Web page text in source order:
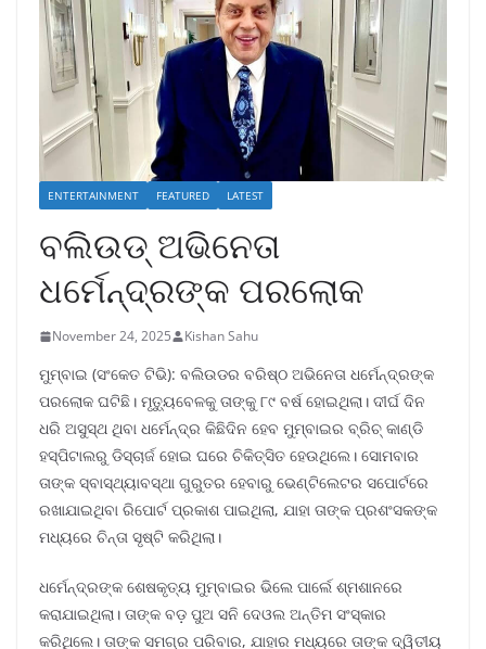
ENTERTAINMENT FEATURED LATEST
ବଲିଉଡ୍ ଅଭିନେତା
ଧର୍ମେନ୍ଦ୍ରଙ୍କ ପରଲୋକ
November 24, 2025 Kishan Sahu
ମୁମ୍ବାଇ (ସଂକେତ ଟିଭି): ବଲିଉଡର ବରିଷ୍ଠ ଅଭିନେତା ଧର୍ମେନ୍ଦ୍ରଙ୍କ
ପରଲୋକ ଘଟିଛି। ମୃତ୍ୟୁବେଳକୁ ତାଙ୍କୁ ୮୯ ବର୍ଷ ହୋଇଥିଲା। ଦୀର୍ଘ ଦିନ
ଧରି ଅସୁସ୍ଥ ଥିବା ଧର୍ମେନ୍ଦ୍ର କିଛିଦିନ ହେବ ମୁମ୍ବାଇର ବ୍ରିଚ୍ କାଣ୍ଡି
ହସ୍ପିଟାଲରୁ ଡିସ୍ଚାର୍ଜ ହୋଇ ଘରେ ଚିକିତ୍ସିତ ହେଉଥିଲେ। ସୋମବାର
ତାଙ୍କ ସ୍ବାସ୍ଥ୍ୟାବସ୍ଥା ଗୁରୁତର ହେବାରୁ ଭେଣ୍ଟିଲେଟର ସପୋର୍ଟରେ
ରଖାଯାଇଥିବା ରିପୋର୍ଟ ପ୍ରକାଶ ପାଇଥିଲା, ଯାହା ତାଙ୍କ ପ୍ରଶଂସକଙ୍କ
ମଧ୍ୟରେ ଚିନ୍ତା ସୃଷ୍ଟି କରିଥିଲା।
ଧର୍ମେନ୍ଦ୍ରଙ୍କ ଶେଷକୃତ୍ୟ ମୁମ୍ବାଇର ଭିଲେ ପାର୍ଲେ ଶ୍ମଶାନରେ
କରାଯାଇଥିଲା। ତାଙ୍କ ବଡ଼ ପୁଅ ସନି ଦେଓଲ ଅନ୍ତିମ ସଂସ୍କାର
କରିଥିଲେ। ତାଙ୍କ ସମଗ୍ର ପରିବାର, ଯାହାର ମଧ୍ୟରେ ତାଙ୍କ ଦ୍ୱିତୀୟ